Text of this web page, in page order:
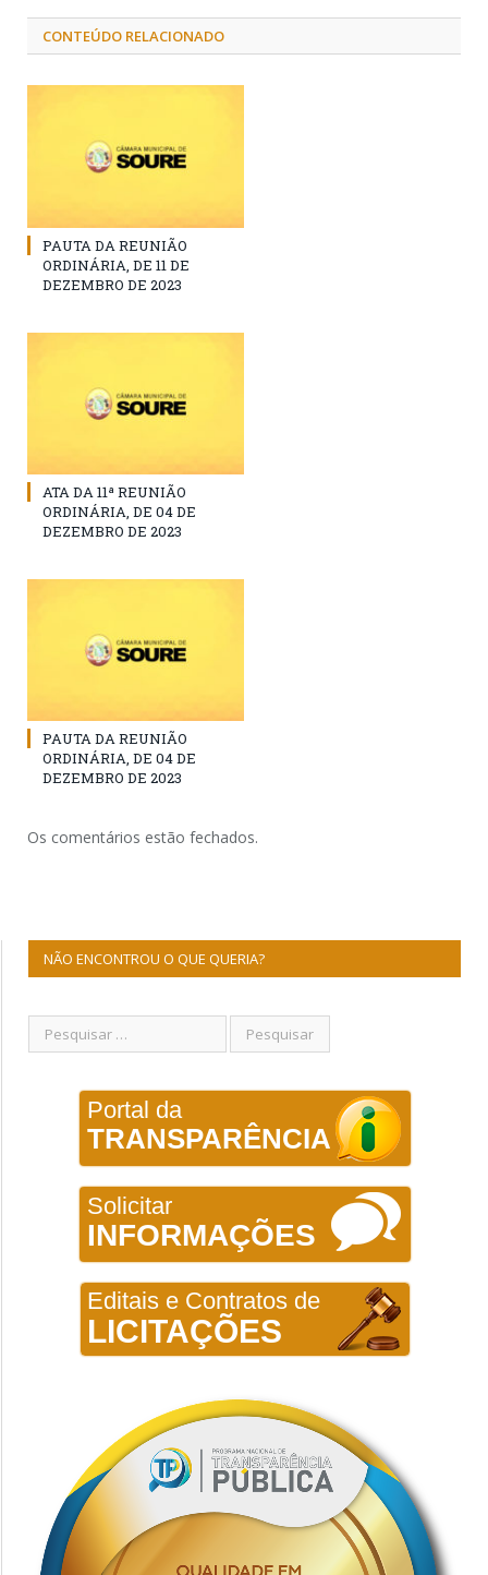
CONTEÚDO RELACIONADO
PAUTA DA REUNIÃO
ORDINÁRIA, DE 11 DE
DEZEMBRO DE 2023
ATA DA 11ª REUNIÃO
ORDINÁRIA, DE 04 DE
DEZEMBRO DE 2023
PAUTA DA REUNIÃO
ORDINÁRIA, DE 04 DE
DEZEMBRO DE 2023
Os comentários estão fechados.
NÃO ENCONTROU O QUE QUERIA?
Portal da
TRANSPARÊNCIA
Solicitar
INFORMAÇÕES
Editais e Contratos de
LICITAÇÕES